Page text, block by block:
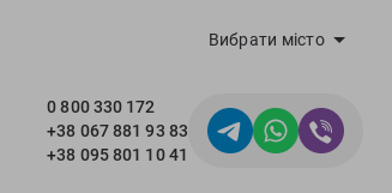
Вибрати місто
0 800 330 172
+38 067 881 93 83
+38 095 801 10 41